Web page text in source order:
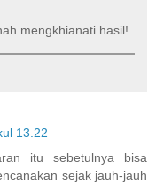
mengkhianati hasil!
13.22
itu sebetulnya bisa
sejak jauh-jauh